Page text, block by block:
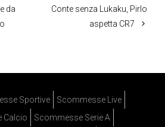
da
Conte senza Lukaku, Pirlo
aspetta CR7
Sportive
Scommesse Live
Calcio
Scommesse Serie A